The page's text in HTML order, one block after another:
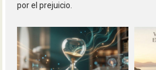
por el prejuicio.